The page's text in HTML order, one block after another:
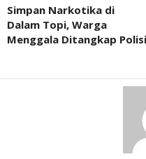
Simpan Narkotika di
Dalam Topi, Warga
Menggala Ditangkap Polisi